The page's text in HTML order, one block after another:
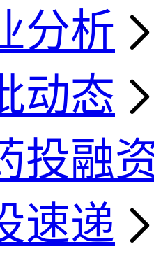
分析
动态
投融
速递